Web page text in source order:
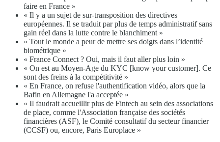
faire en France »
« Il y a un sujet de sur-transposition des directives
européennes. Il se traduit par plus de temps administratif sans
gain réel dans la lutte contre le blanchiment »
« Tout le monde a peur de mettre ses doigts dans l’identité
biométrique »
« France Connect ? Oui, mais il faut aller plus loin »
« On est au Moyen-Age du KYC [know your customer]. Ce
sont des freins à la compétitivité »
« En France, on refuse l'authentification vidéo, alors que la
Bafin en Allemagne l'a acceptée »
« Il faudrait accueillir plus de Fintech au sein des associations
de place, comme l'Association française des sociétés
financières (ASF), le Comité consultatif du secteur financier
(CCSF) ou, encore, Paris Europlace »